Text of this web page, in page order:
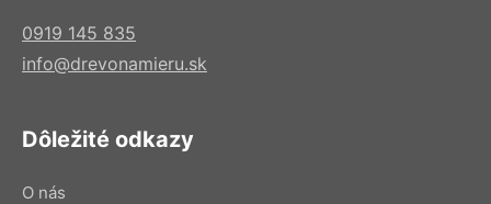
0919 145 835
info@drevonamieru.sk
Dôležité odkazy
O nás